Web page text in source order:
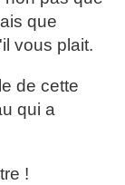
que
vous plait.
de cette
qui a
!